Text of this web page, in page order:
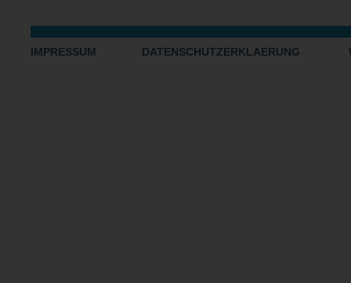
IMPRESSUM DATENSCHUTZERKLAERUNG